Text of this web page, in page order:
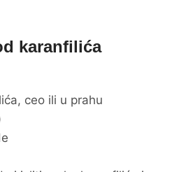
karanfilića
ceo ili u prahu